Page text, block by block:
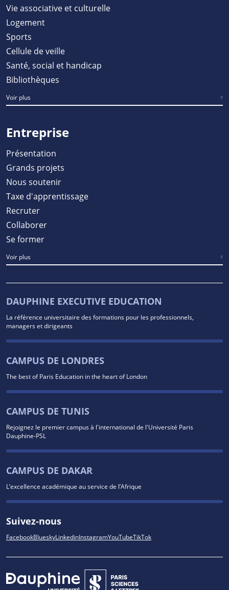
Vie associative et culturelle
Logement
Sports
Cellule de veille
Santé, social et handicap
Bibliothèques
Voir plus
Entreprise
Présentation
Grands projets
Nous soutenir
Taxe d'apprentissage
Recruter
Collaborer
Se former
Voir plus
DAUPHINE EXECUTIVE EDUCATION
La référence universitaire des formations pour les professionnels,
managers et dirigeants
CAMPUS DE LONDRES
The best of Paris Education in the heart of London
CAMPUS DE TUNIS
Rejoignez le premier campus à l'international de l'Université Paris
Dauphine-PSL
CAMPUS DE DAKAR
L’excellence académique au service de l’Afrique
Suivez-nous
FacebookBlueskyLinkedinInstagramYouTubeTikTok